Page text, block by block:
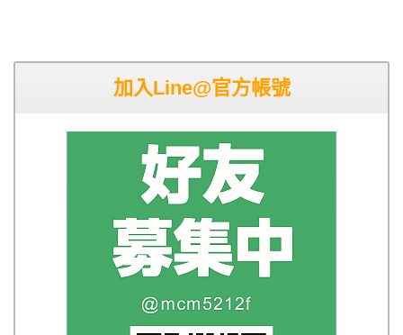
加入Line@官方帳號